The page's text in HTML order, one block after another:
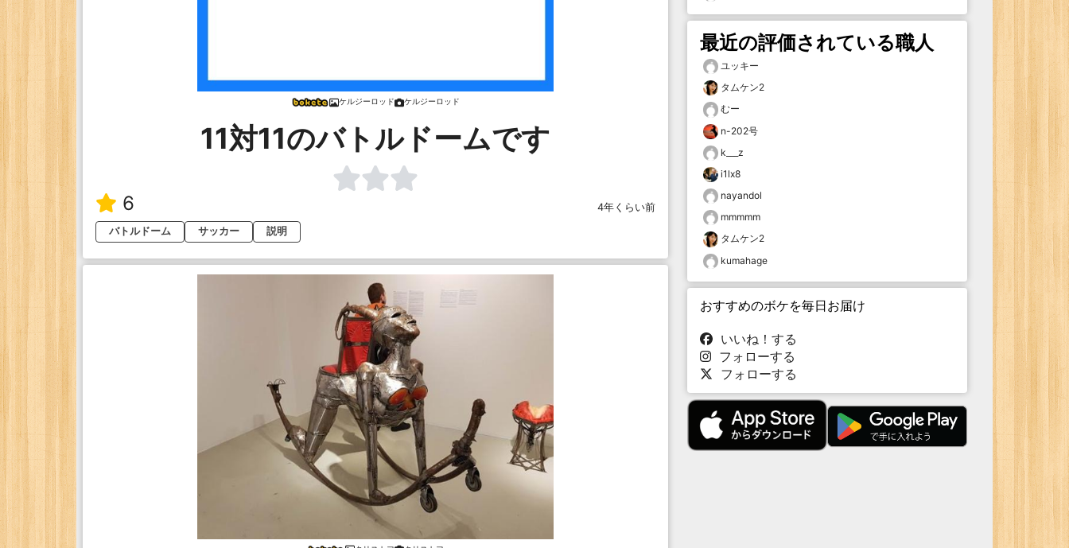
ケルジーロッド ケルジーロッド
11対11のバトルドームです
6
4年くらい前
バトルドーム
サッカー 説明
最近の評価されている職人
ユッキー
タムケン2
むー
n-202号
k___z
i1lx8
nayandol
mmmmm
タムケン2
kumahage
おすすめのボケを毎日お届け
いいね！する
フォローする
フォローする